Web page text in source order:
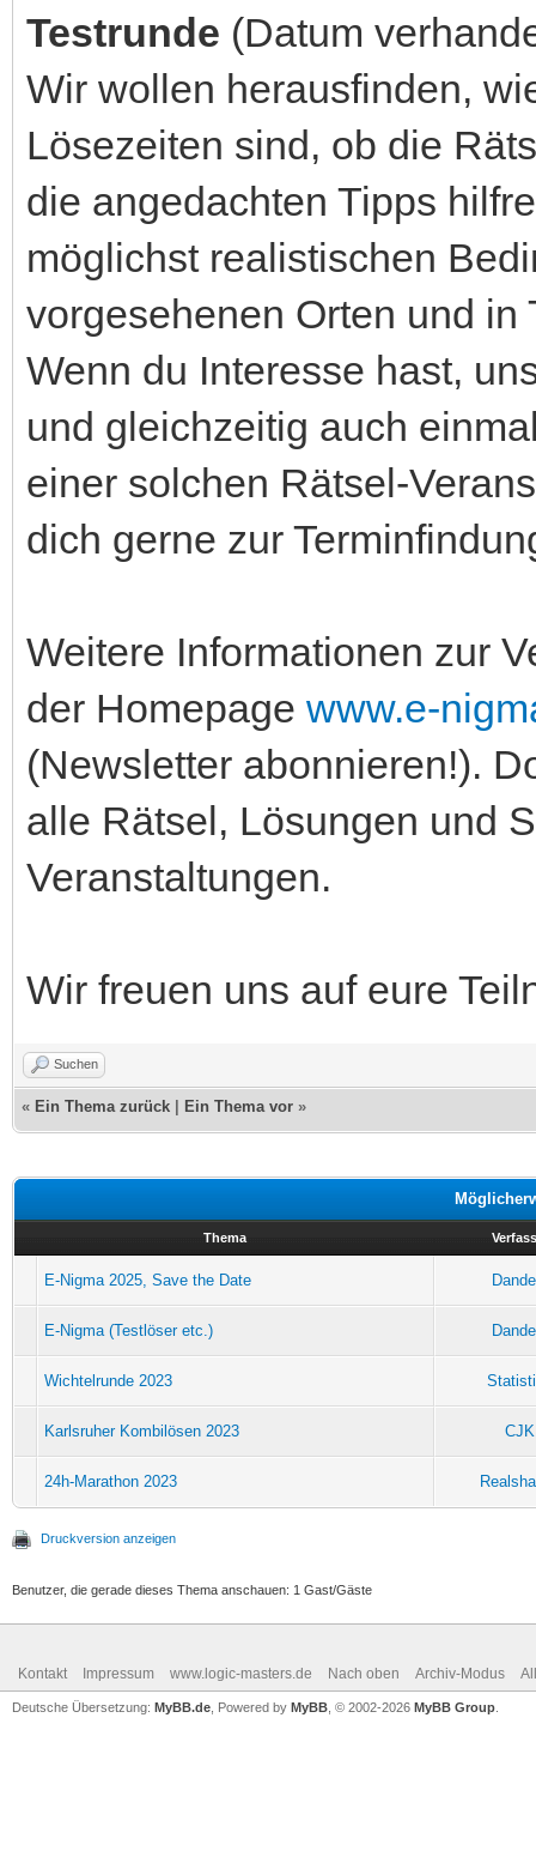
Testrunde (Datum
Wir wollen herausfinden,
Lösezeiten sind, ob die
die angedachten Tipps
möglichst realistischen
vorgesehenen Orten und in
Wenn du Interesse hast,
und gleichzeitig auch
einer solchen Rätsel-
dich gerne zur
Weitere Informationen zur
der Homepage www.e-
(Newsletter abonnieren!).
alle Rätsel, Lösungen und
Veranstaltungen.
Wir freuen uns auf eure
Suchen
« Ein Thema zurück Ein Thema vor »
Thema
E-Nigma 2025, Save the Date
E-Nigma (Testlöser etc.)
Wichtelrunde 2023
Karlsruher Kombilösen 2023 CJK
24h-Marathon 2023
Druckversion anzeigen
Benutzer, die gerade dieses Thema anschauen: 1 Gast/Gäste
Kontakt Impressum www.logic-masters.de Nach oben Archiv-Modus
Deutsche Übersetzung: MyBB.de , Powered by MyBB , © 2002-2026 MyBB Group